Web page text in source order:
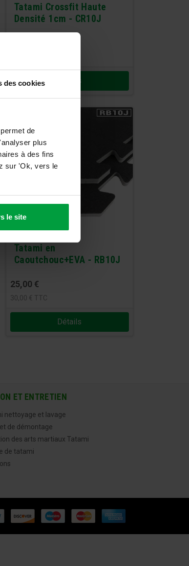
des cookies
de
plus
à des fins
sur 'Ok, vers le
le site
Tatami Crossfit Haute
Densité 1cm - CR10J
Détails
Tatami en
Caoutchouc+EVA - RB10J
25,00 €
30,00 € TTC
Détails
ET ENTRETIEN
nettoyage et lavage
de démontage
des arts martiaux Tatami
de tatami